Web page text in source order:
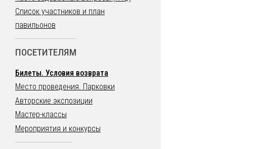
Список участников и план
павильонов
ПОСЕТИТЕЛЯМ
Билеты. Условия возврата
Место проведения. Парковки
Авторские экспозиции
Мастер-классы
Мероприятия и конкурсы